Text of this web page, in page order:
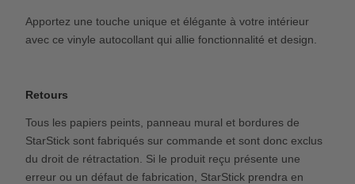
Apportez une touche unique et élégante à votre intérieur
avec ce vinyle autocollant qui allie fonctionnalité et design.
Retours
Tous les papiers peints, panneau mural et bordures de
StarStick sont fabriqués sur commande et sont donc exclus
du droit de rétractation. Si le produit reçu présente une
erreur ou un défaut de fabrication, StarStick prendra en